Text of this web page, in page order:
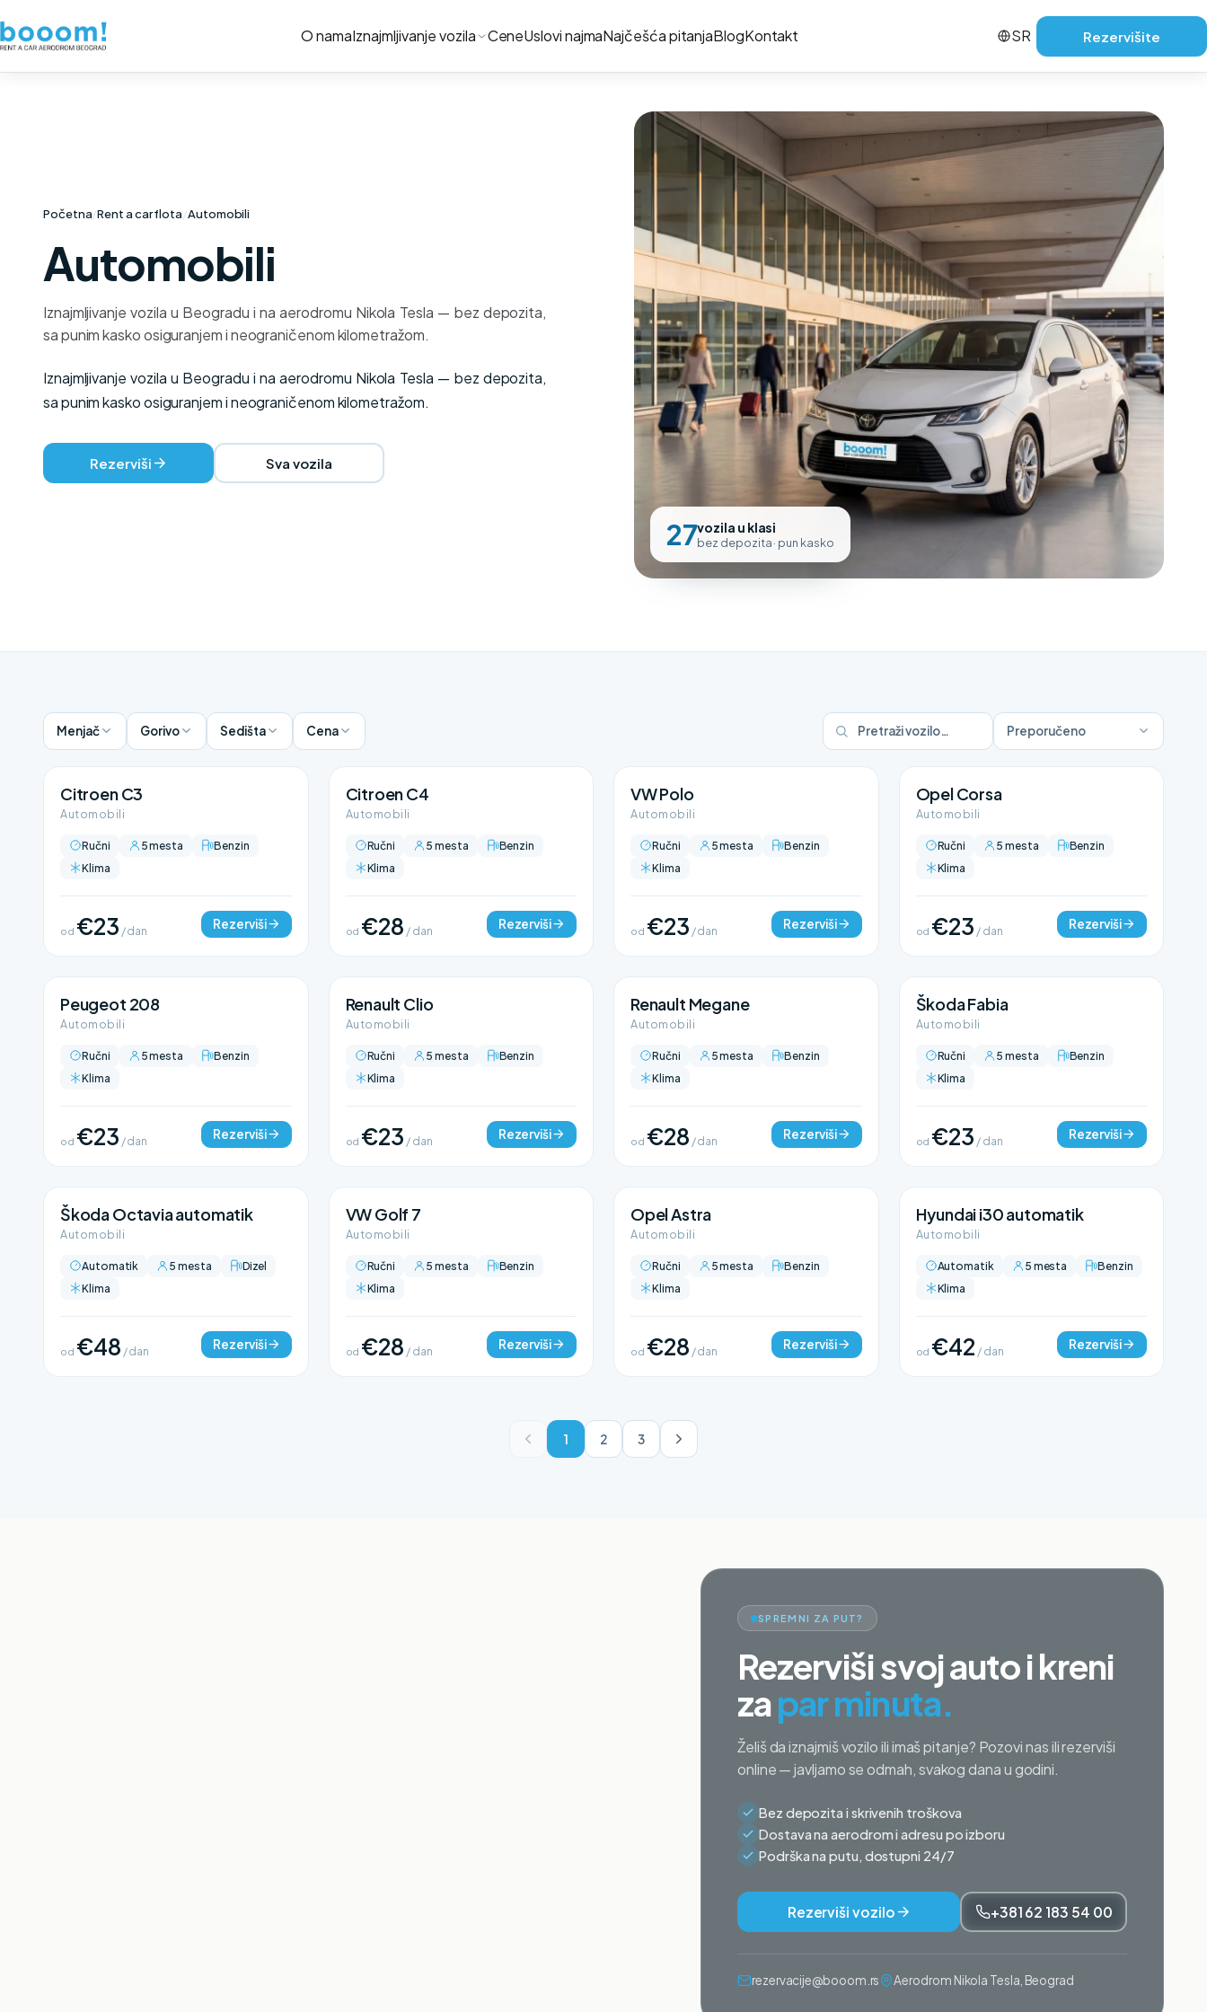
O namaIznajmljivanje vozila CeneUslovi najmaNajčešća pitanjaBlogKontakt SR Rezervišite
Početna/Rent a car flota/Automobili
Automobili
Iznajmljivanje vozila u Beogradu i na aerodromu Nikola Tesla — bez depozita,
sa punim kasko osiguranjem i neograničenom kilometražom.
Iznajmljivanje vozila u Beogradu i na aerodromu Nikola Tesla — bez depozita,
sa punim kasko osiguranjem i neograničenom kilometražom.
Rezerviši Sva vozila
27vozila u klasi
bez depozita · pun kasko
Menjač Gorivo Sedišta Cena Preporučeno
Citroen C3
Automobili
Ručni 5 mesta
Benzin
Klima
od €23 / dan Rezerviši
Citroen C4
Automobili
Ručni 5 mesta
Benzin
Klima
od €28 / dan Rezerviši
VW Polo
Automobili
Ručni 5 mesta
Benzin
Klima
od €23 / dan Rezerviši
Opel Corsa
Automobili
Ručni 5 mesta
Benzin
Klima
od €23 / dan Rezerviši
Peugeot 208
Automobili
Ručni 5 mesta
Benzin
Klima
od €23 / dan Rezerviši
Renault Clio
Automobili
Ručni 5 mesta
Benzin
Klima
od €23 / dan Rezerviši
Renault Megane
Automobili
Ručni 5 mesta
Benzin
Klima
od €28 / dan Rezerviši
Škoda Fabia
Automobili
Ručni 5 mesta
Benzin
Klima
od €23 / dan Rezerviši
Škoda Octavia automatik
Automobili
Automatik 5 mesta
Dizel
Klima
od €48 / dan Rezerviši
VW Golf 7
Automobili
Ručni 5 mesta
Benzin
Klima
od €28 / dan Rezerviši
Opel Astra
Automobili
Ručni 5 mesta
Benzin
Klima
od €28 / dan Rezerviši
Hyundai i30 automatik
Automobili
Automatik 5 mesta
Benzin
Klima
od €42 / dan Rezerviši
1 2 3
SPREMNI ZA PUT?
Rezerviši svoj auto i kreni
zapar minuta.
Želiš da iznajmiš vozilo ili imaš pitanje? Pozovi nas ili rezerviši
online — javljamo se odmah, svakog dana u godini.
Bez depozita i skrivenih troškova
Dostava na aerodrom i adresu po izboru
Podrška na putu, dostupni 24/7
Rezerviši vozilo +381 62 183 54 00
rezervacije@booom.rs Aerodrom Nikola Tesla, Beograd